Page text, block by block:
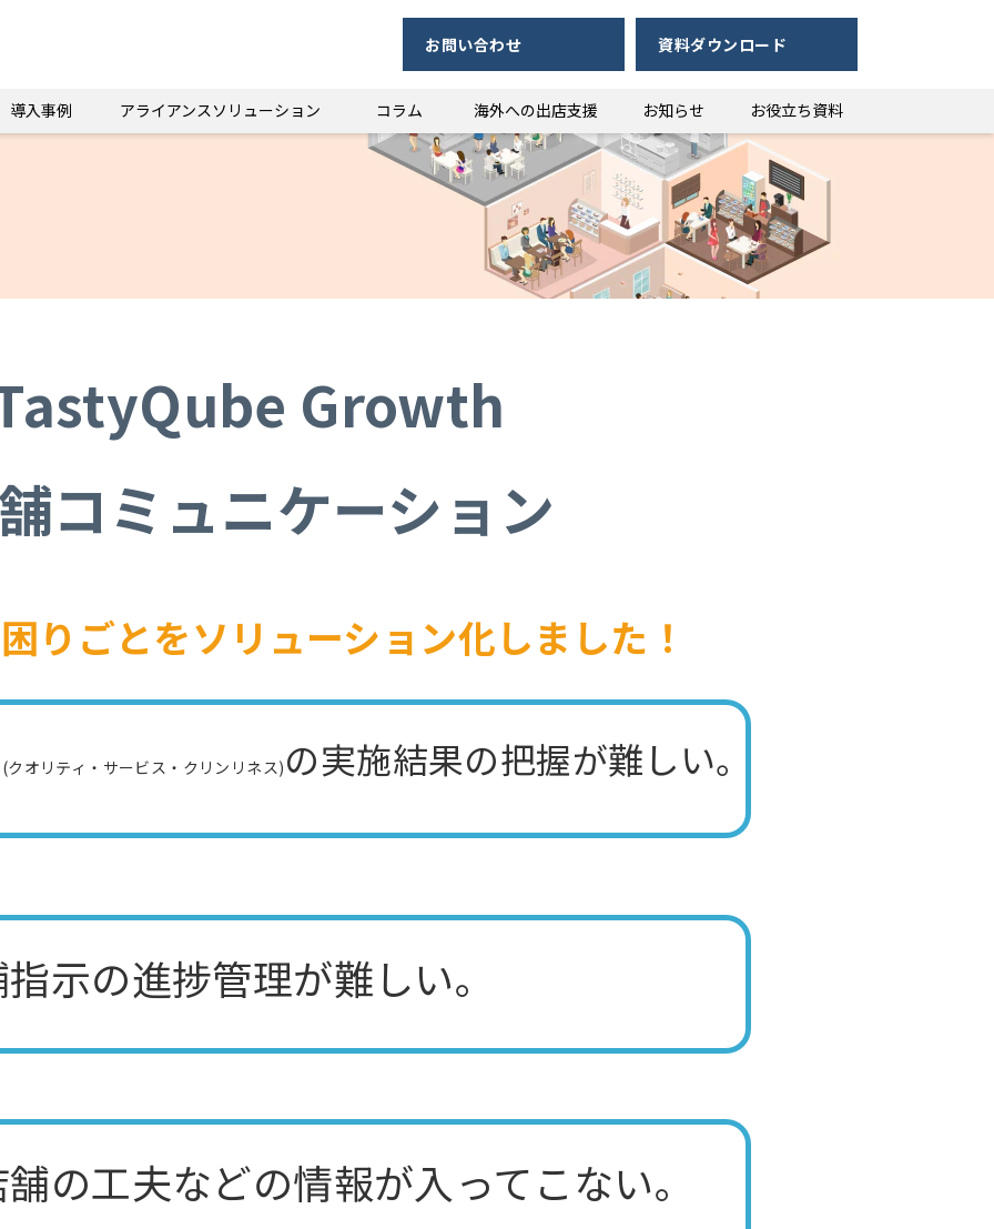
お問い合わせ 資料ダウンロード
導入事例 アライアンスソリューション コラム 海外への出店支援 お知らせ お役立ち資料
Growth
コミュニケーション
りごとをソリューション化しました！
(クオリティ・サービス・クリンリネス) の実施結果の把握が難しい。
示の進捗管理が難しい。
の工夫などの情報が入ってこない。